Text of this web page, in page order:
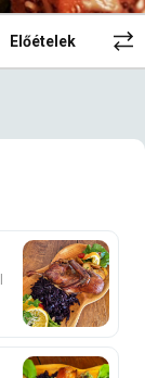
Előételek